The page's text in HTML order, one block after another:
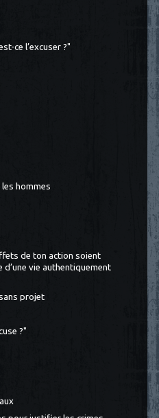
ce l’excuser ?"
hommes
de ton action soient
d’une vie authentiquement
projet
?"